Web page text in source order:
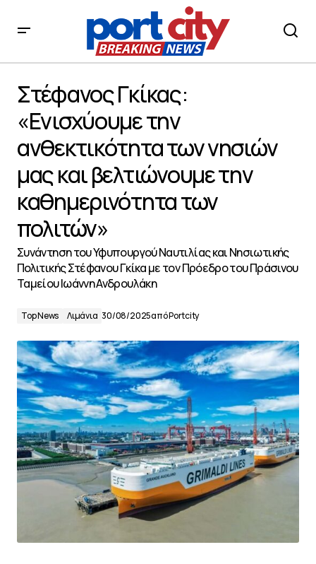
νησιών μας και βελτιώνουμε την καθημερινότητα των
πολιτών»
Στέφανος Γκίκας:
«Ενισχύουμε την
ανθεκτικότητα των νησιών
μας και βελτιώνουμε την
καθημερινότητα των
πολιτών»
Συνάντηση του Υφυπουργού Ναυτιλίας και Νησιωτικής
Πολιτικής Στέφανου Γκίκα με τον Πρόεδρο του Πράσινου
Ταμείου Ιωάννη Ανδρουλάκη
Top News Λιμάνια 30/08/2025απόPortcity